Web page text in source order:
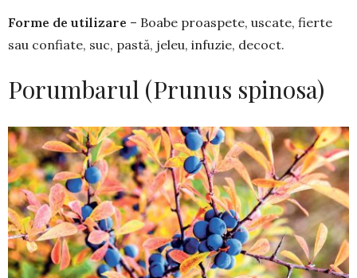
Forme de utilizare – Boabe proaspete, uscate, fierte
sau confiate, suc, pastă, jeleu, infuzie, decoct.
Porumbarul (Prunus spinosa)